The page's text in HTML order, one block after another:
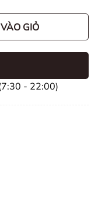
GIỎ
- 22:00)